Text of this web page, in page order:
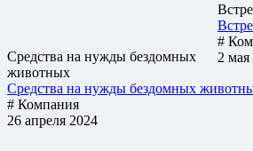
#
2 мая
Средства на нужды бездомных
животных
Средства на нужды бездомных
# Компания
26 апреля 2024